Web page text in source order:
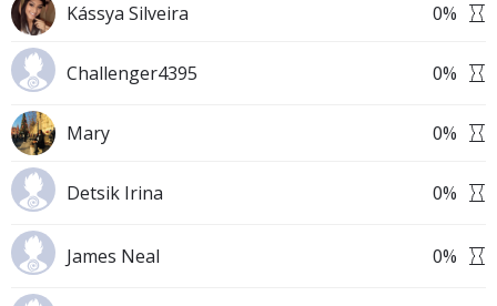
Kássya Silveira 0%
Challenger4395 0%
Mary 0%
Detsik Irina 0%
James Neal 0%